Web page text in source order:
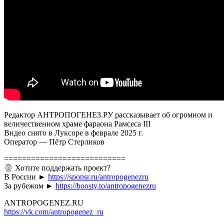
Редактор АНТРОПОГЕНЕЗ.РУ рассказывает об огромном и
величественном храме фараона Рамсеса III
Видео снято в Луксоре в феврале 2025 г.
Оператор — Пётр Стерликов
===========================
Хотите поддержать проект?
В России ► https://sponsr.ru/antropogenezru
За рубежом ► https://boosty.to/antropogenezru
ANTROPOGENEZ.RU
https://vk.com/antropogenez_ru